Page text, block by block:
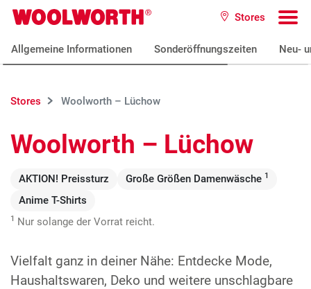
Zum Hauptinhalt
Woolworth GmbH Stores
Allgemeine Informationen Sonderöffnungszeiten Neu-
Stores Woolworth – Lüchow
Woolworth – Lüchow
AKTION! Preissturz Große Größen Damenwäsche 1
Anime T-Shirts
1 Nur solange der Vorrat reicht.
Vielfalt ganz in deiner Nähe: Entdecke Mode,
Haushaltswaren, Deko und weitere unschlagbare